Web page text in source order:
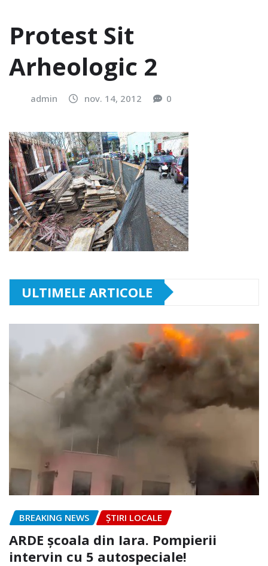
Protest Sit
Arheologic 2
admin nov. 14, 2012 0
ULTIMELE ARTICOLE
BREAKING NEWS ȘTIRI LOCALE
ARDE școala din Iara. Pompierii
intervin cu 5 autospeciale!